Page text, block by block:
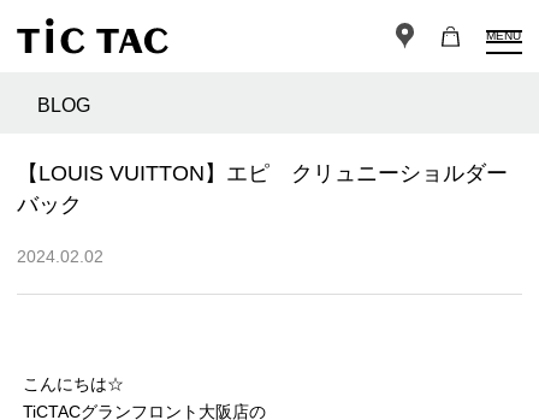
MENU
BLOG
【LOUIS VUITTON】エピ クリュニーショルダー
バック
2024.02.02
こんにちは☆
TiCTACグランフロント大阪店の